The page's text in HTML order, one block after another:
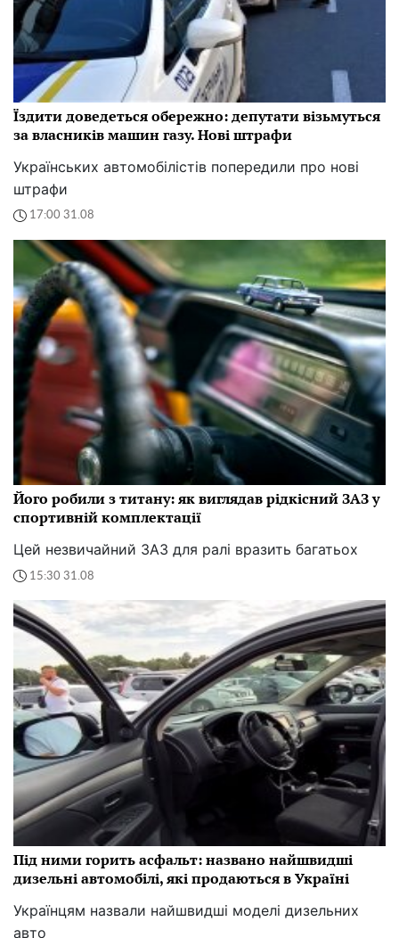
Їздити доведеться обережно: депутати візьмуться
за власників машин газу. Нові штрафи
Українських автомобілістів попередили про нові
штрафи
17:00 31.08
Його робили з титану: як виглядав рідкісний ЗАЗ у
спортивній комплектації
Цей незвичайний ЗАЗ для ралі вразить багатьох
15:30 31.08
Під ними горить асфальт: названо найшвидші
дизельні автомобілі, які продаються в Україні
Українцям назвали найшвидші моделі дизельних
авто